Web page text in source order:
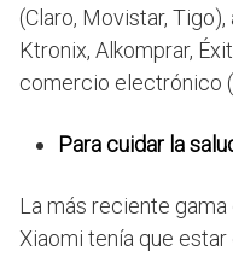
(Claro, Movistar,
Ktronix, Alkomprar,
comercio electrónico
Para cuidar la
La más reciente
Xiaomi tenía que